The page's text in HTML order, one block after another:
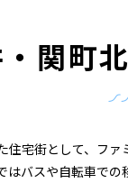
関町
住宅街として、フ
はバスや自転車で